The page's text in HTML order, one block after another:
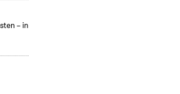
– in